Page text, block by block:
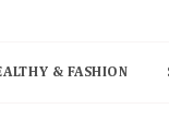
& FASHION